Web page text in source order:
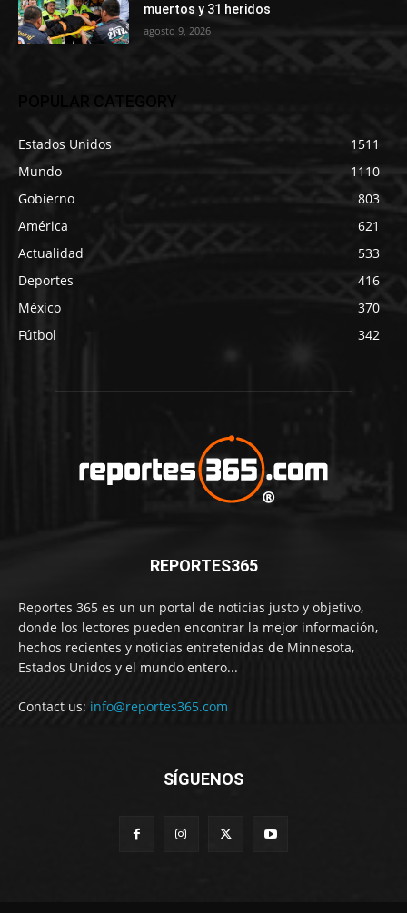
muertos y 31 heridos
agosto 9, 2026
POPULAR CATEGORY
Estados Unidos
1511
Mundo
1110
Gobierno
803
América
621
Actualidad
533
Deportes
416
México
370
Fútbol
342
REPORTES365
Reportes 365 es un un portal de noticias justo y objetivo,
donde los lectores pueden encontrar la mejor información,
hechos recientes y noticias entretenidas de Minnesota,
Estados Unidos y el mundo entero...
Contact us: info@reportes365.com
SÍGUENOS